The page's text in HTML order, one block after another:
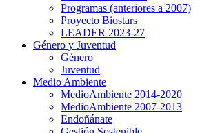
Programas (anteriores a 2007)
Proyecto Biostars
LEADER 2023-27
Género y Juventud
Género
Juventud
Medio Ambiente
MedioAmbiente 2014-2020
MedioAmbiente 2007-2013
Endoñánate